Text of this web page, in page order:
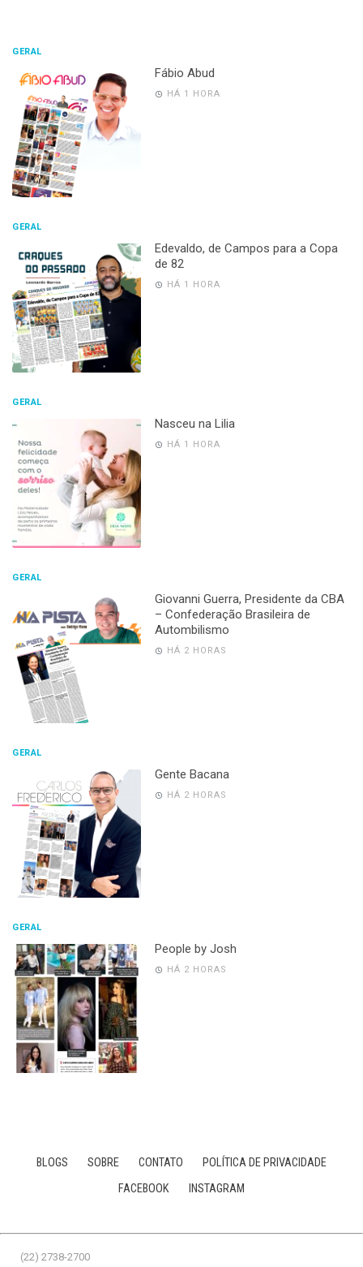
GERAL
Fábio Abud
HÁ 1 HORA
GERAL
Edevaldo, de Campos para a Copa
de 82
HÁ 1 HORA
GERAL
Nasceu na Lilia
HÁ 1 HORA
GERAL
Giovanni Guerra, Presidente da CBA
– Confederação Brasileira de
Autombilismo
HÁ 2 HORAS
GERAL
Gente Bacana
HÁ 2 HORAS
GERAL
People by Josh
HÁ 2 HORAS
BLOGS SOBRE CONTATO
POLÍTICA DE PRIVACIDADE
FACEBOOK
INSTAGRAM
(22) 2738-2700